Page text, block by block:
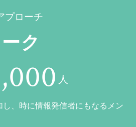
プローチ
ク
人
、時に情報発信者にもなるメン